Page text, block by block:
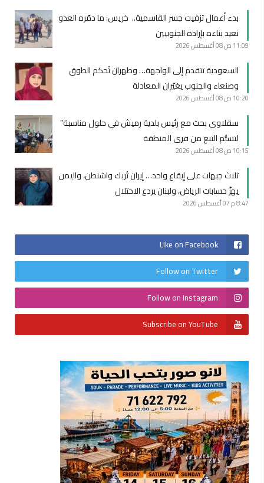
بدء أعمال تزفيت جسر القاسمية.. خريس: ما دمّره العدو
نعيد بناءه بإرادة الجنوبيين
11:09 ص 08 أغسطس 2026
السعودية تتقدم إلى الواجهة… وطهران تُحكم الطوق
وصنعاء والجنوب يغيّران المعادلة
10:20 ص 08 أغسطس 2026
سقلاوي بحث مع رئيس بلدية رميش في حلول مناسبة”
لتسلُّم التبغ من قرى المنطقة
10:15 ص 08 أغسطس 2026
ثلاث جبهات على إيقاع واحد… إيران تُربك واشنطن، واليمن
يهزّ حسابات الرياض، ولبنان يردع الاحتلال
8:47 م 07 أغسطس 2026
Like on Facebook
Follow on Twitter
Follow on Instagram
Subscribe on YouTube